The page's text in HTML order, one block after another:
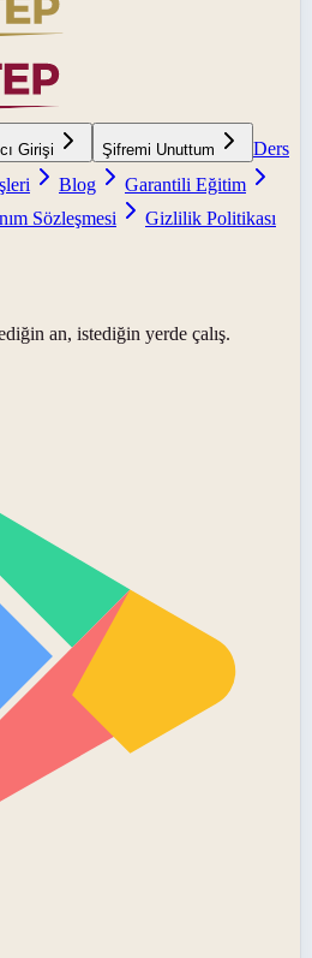
Girişi Şifremi Unuttum
Ders
Blog
Garantili Eğitim
Sözleşmesi
Gizlilik Politikası
an, istediğin yerde çalış.